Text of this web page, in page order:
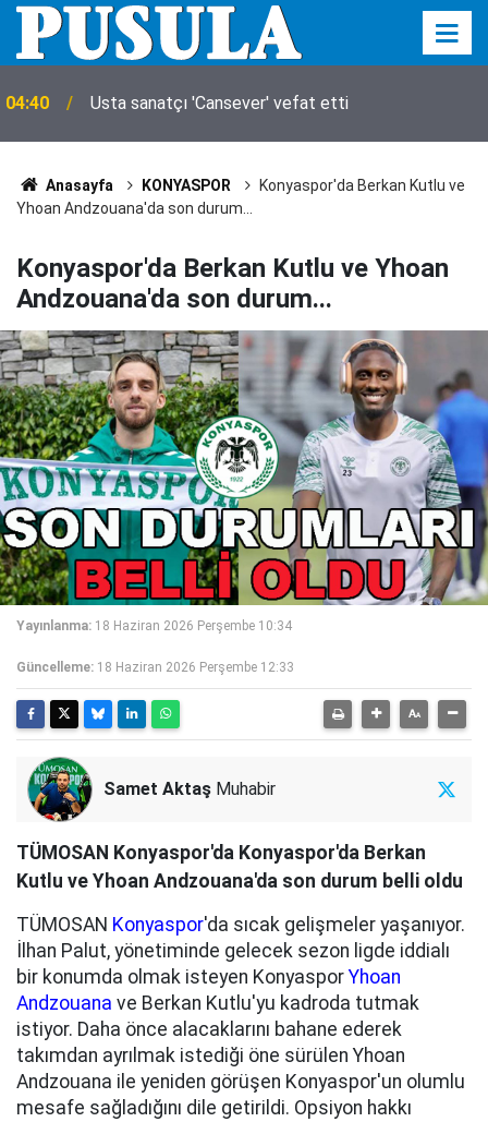
04:40 Usta sanatçı 'Cansever' vefat etti
Anasayfa KONYASPOR
Konyaspor'da Berkan Kutlu ve
Yhoan Andzouana'da son durum...
Konyaspor'da Berkan Kutlu ve Yhoan
Andzouana'da son durum...
Yayınlanma: 18 Haziran 2026 Perşembe 10:34
Güncelleme: 18 Haziran 2026 Perşembe 12:33
Samet Aktaş Muhabir
TÜMOSAN Konyaspor'da Konyaspor'da Berkan
Kutlu ve Yhoan Andzouana'da son durum belli oldu
TÜMOSAN Konyaspor'da sıcak gelişmeler yaşanıyor.
İlhan Palut, yönetiminde gelecek sezon ligde iddialı
bir konumda olmak isteyen KonyasporYhoan
Andzouana ve Berkan Kutlu'yu kadroda tutmak
istiyor. Daha önce alacaklarını bahane ederek
takımdan ayrılmak istediği öne sürülen Yhoan
Andzouana ile yeniden görüşen Konyaspor'un olumlu
mesafe sağladığını dile getirildi. Opsiyon hakkı